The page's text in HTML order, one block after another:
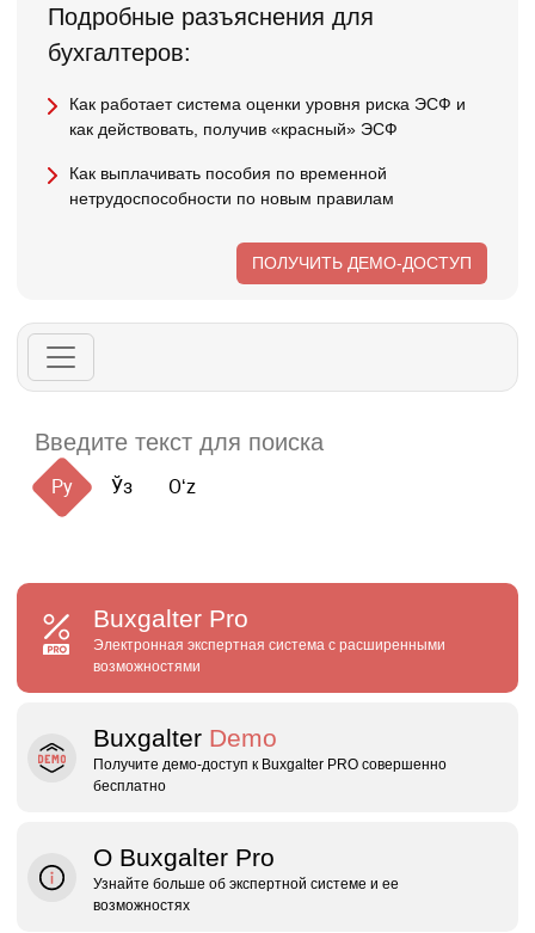
Подробные разъяснения для
бухгалтеров:
Как работает система оценки уровня риска ЭСФ и
как действовать, получив «красный» ЭСФ
Как выплачивать пособия по временной
нетрудоспособности по новым правилам
ПОЛУЧИТЬ ДЕМО-ДОСТУП
Ру Ўз Oʻz
Buxgalter Pro
Электронная экспертная система с расширенными
возможностями
Buxgalter Demo
Получите демо‑доступ к Buxgalter PRO совершенно
бесплатно
О Buxgalter Pro
Узнайте больше об экспертной системе и ее
возможностях